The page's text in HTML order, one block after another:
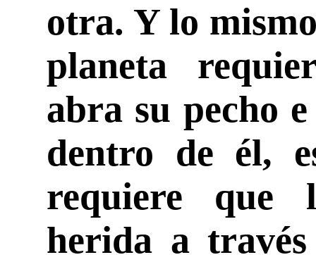
otra. Y lo
planeta
abra su pecho
dentro de él,
requiere
herida a